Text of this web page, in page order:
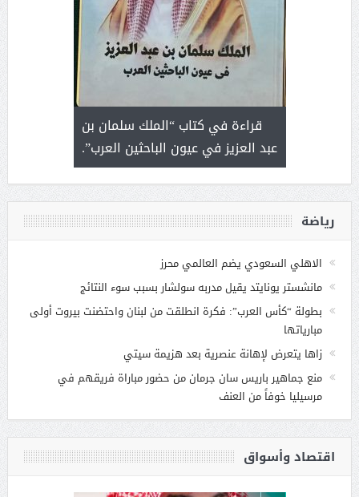
قراءة في كتاب “الملك سلمان بن
عبد العزيز في عيون الباحثين العرب”.
لايعرف
رياضة
الاهلي السعودي يضم العالمي محرز
مانشستر يونايتد يقيل مدربه سولشار بسبب سوء النتائج
بطولة “كأس العرب”: فكرة انطلقت من لبنان واحتضنت بيروت أولى
مبارياتها
زاها يتعرض لإهانة عنصرية بعد هزيمة سيتي
منع جماهير باريس سان جرمان من حضور مباراة فريقهم في
مرسيليا خوفاً من العنف
اقتصاد وأسواق